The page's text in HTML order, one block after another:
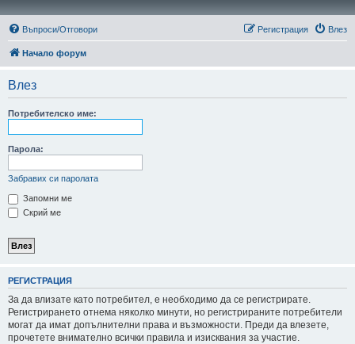
Въпроси/Отговори Влез
Регистрация
Начало форум
Влез
Потребителско име:
Парола:
Забравих си паролата
Запомни ме
Скрий ме
РЕГИСТРАЦИЯ
За да влизате като потребител, е необходимо да се регистрирате.
Регистрирането отнема няколко минути, но регистрираните потребители
могат да имат допълнителни права и възможности. Преди да влезете,
прочетете внимателно всички правила и изисквания за участие.